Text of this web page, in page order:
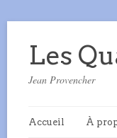
Les
Jean Provencher
Accueil À